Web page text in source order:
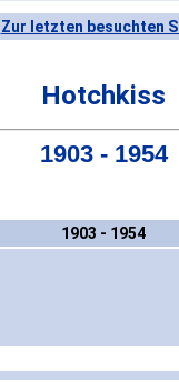
Zur letzten besuchten
Hotchkiss
1903 - 1954
1903 - 1954